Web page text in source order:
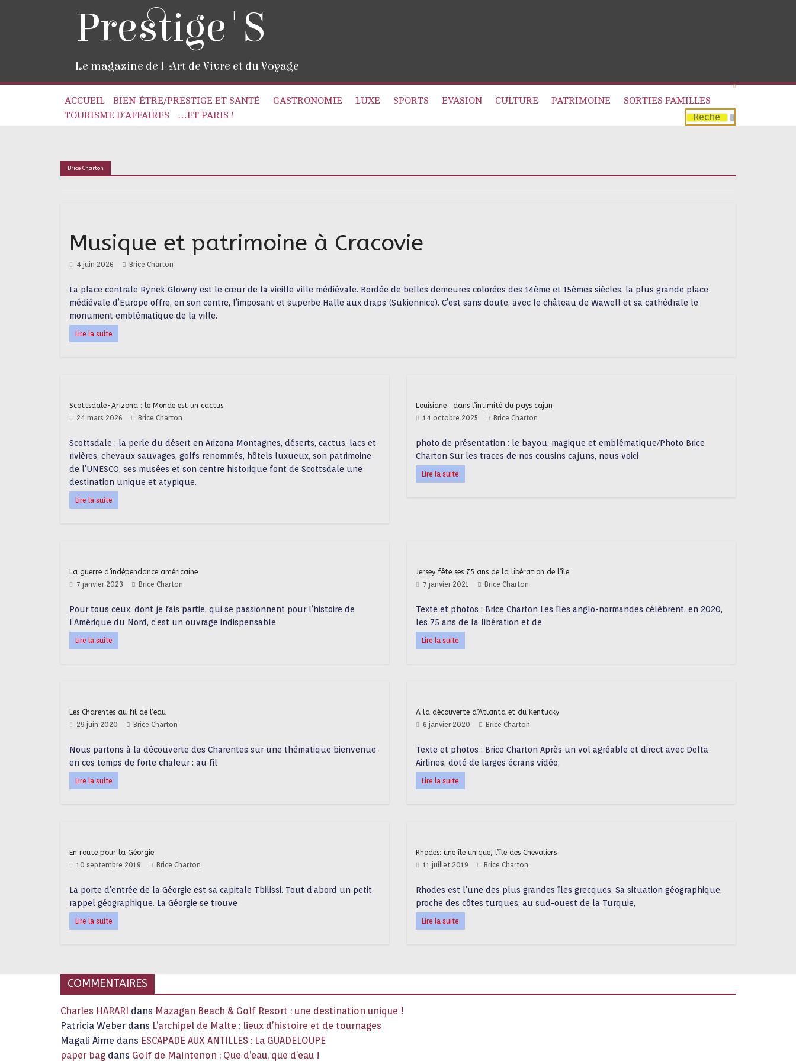
Prestige'S
Le magazine de l'Art de Vivre et du Voyage
ACCUEIL BIEN-ÊTRE/PRESTIGE ET SANTÉ GASTRONOMIE LUXE SPORTS EVASION CULTURE PATRIMOINE
SORTIES FAMILLES
TOURISME D’AFFAIRES
…ET PARIS !
Brice Charton
Musique et patrimoine à Cracovie
4 juin 2026 Brice Charton
La place centrale Rynek Glowny est le cœur de la vieille ville médiévale. Bordée de belles demeures colorées des 14ème et 15èmes siècles, la plus grande place
médiévale d’Europe offre, en son centre, l’imposant et superbe Halle aux draps (Sukiennice). C’est sans doute, avec le château de Wawell et sa cathédrale le
monument emblématique de la ville.
Lire la suite
Scottsdale-Arizona : le Monde est un cactus
24 mars 2026 Brice Charton
Scottsdale : la perle du désert en Arizona Montagnes, déserts, cactus, lacs et
rivières, chevaux sauvages, golfs renommés, hôtels luxueux, son patrimoine
de l’UNESCO, ses musées et son centre historique font de Scottsdale une
destination unique et atypique.
Lire la suite
Louisiane : dans l’intimité du pays cajun
14 octobre 2025 Brice Charton
photo de présentation : le bayou, magique et emblématique/Photo Brice
Charton Sur les traces de nos cousins cajuns, nous voici
Lire la suite
La guerre d’indépendance américaine
7 janvier 2023 Brice Charton
Pour tous ceux, dont je fais partie, qui se passionnent pour l’histoire de
l’Amérique du Nord, c’est un ouvrage indispensable
Lire la suite
Jersey fête ses 75 ans de la libération de l’île
7 janvier 2021 Brice Charton
Texte et photos : Brice Charton Les îles anglo-normandes célèbrent, en 2020,
les 75 ans de la libération et de
Lire la suite
Les Charentes au fil de l’eau
29 juin 2020 Brice Charton
Nous partons à la découverte des Charentes sur une thématique bienvenue
en ces temps de forte chaleur : au fil
Lire la suite
A la découverte d’Atlanta et du Kentucky
6 janvier 2020 Brice Charton
Texte et photos : Brice Charton Après un vol agréable et direct avec Delta
Airlines, doté de larges écrans vidéo,
Lire la suite
En route pour la Géorgie
10 septembre 2019 Brice Charton
La porte d’entrée de la Géorgie est sa capitale Tbilissi. Tout d’abord un petit
rappel géographique. La Géorgie se trouve
Lire la suite
Rhodes: une île unique, l’île des Chevaliers
11 juillet 2019 Brice Charton
Rhodes est l’une des plus grandes îles grecques. Sa situation géographique,
proche des côtes turques, au sud-ouest de la Turquie,
Lire la suite
COMMENTAIRES
Charles HARARI dans Mazagan Beach & Golf Resort : une destination unique !
Patricia Weber dans L’archipel de Malte : lieux d’histoire et de tournages
Magali Aime dans ESCAPADE AUX ANTILLES : La GUADELOUPE
paper bag dans Golf de Maintenon : Que d’eau, que d’eau !